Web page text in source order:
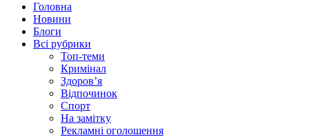
Головна
Новини
Блоги
Всі рубрики
Топ-теми
Кримінал
Здоров’я
Відпочинок
Спорт
На замітку
Рекламні оголошення